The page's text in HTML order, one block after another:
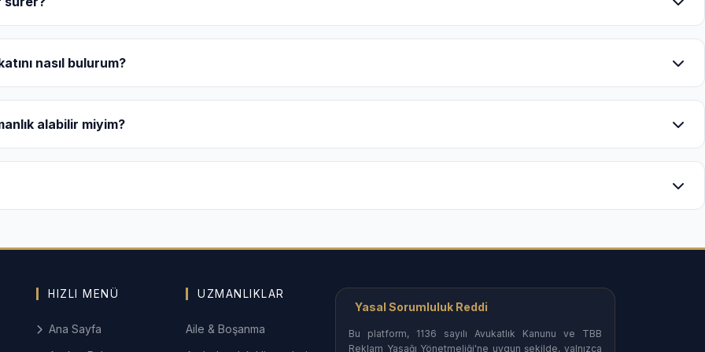
kira uyuşmazlıkları (özellikle yüksek bedelli ticari kiralamalar) ve tahliye süreçlerinin yönetimi.
unsurlu evliliklerde tanıma-tenfiz, velayet ve uluslararası mal paylaşımı süreçleri.
narkotik dosyaları ve ticari nitelikli ceza davalarında etkili savunma stratejileri.
ticari alacaklar, ürün hasarı tazminatları ve tedarik sözleşmeleri ihtilafları.
ulaşın:
kümelenmiş, yabancılar hukuku ve kurumsal danışmanlıkta uzman bürolar.
nasıl bulurum?
alabilir miyim?
HIZLI MENÜ
Ana Sayfa
UZMANLIKLAR
Aile & Boşanma
Yasal Sorumluluk Reddi
Bu platform, 1136 sayılı Avukatlık Kanunu ve TBB
Reklam Yasağı Yönetmeliği'ne uygun şekilde, yalnızca